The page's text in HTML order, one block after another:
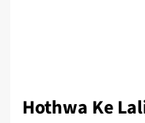
Hothwa Ke